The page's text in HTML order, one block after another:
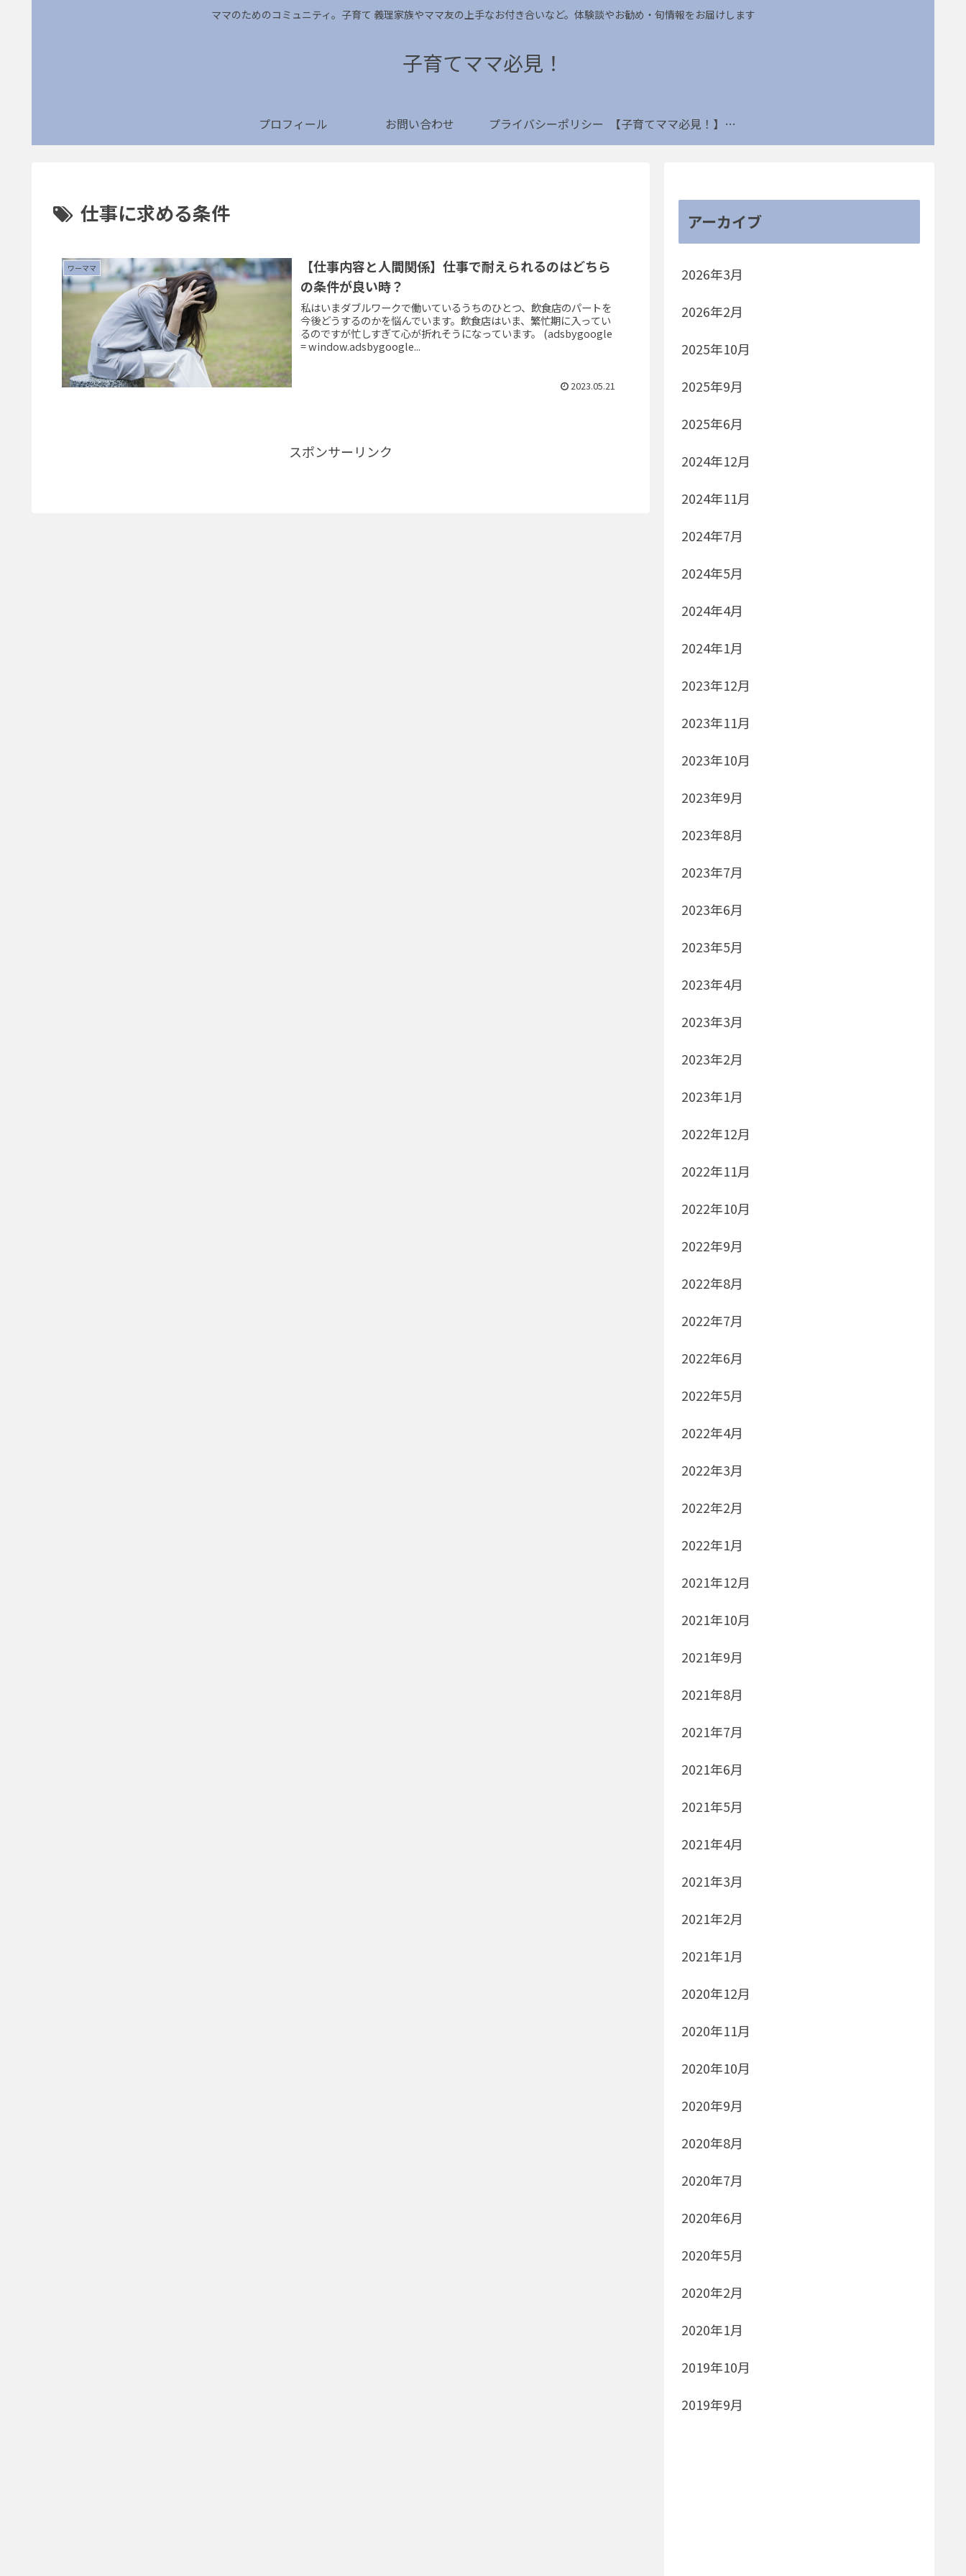
ママのためのコミュニティ。子育て 義理家族やママ友の上手なお付き合いなど。体験談やお勧め・旬情報をお届けします
子育てママ必見！
プロフィール お問い合わせ プライバシーポリシー 【子育てママ必見！】姑ネタ・節約・部活トラブルなどの連載一覧はこちら
仕事に求める条件
ワーママ
【仕事内容と人間関係】仕事で耐えられるのはどちら
の条件が良い時？
私はいまダブルワークで働いているうちのひとつ、飲食店のパートを
今後どうするのかを悩んでいます。飲食店はいま、繁忙期に入ってい
るのですが忙しすぎて心が折れそうになっています。 (adsbygoogle
= window.adsbygoogle...
2023.05.21
スポンサーリンク
アーカイブ
2026年3月
2026年2月
2025年10月
2025年9月
2025年6月
2024年12月
2024年11月
2024年7月
2024年5月
2024年4月
2024年1月
2023年12月
2023年11月
2023年10月
2023年9月
2023年8月
2023年7月
2023年6月
2023年5月
2023年4月
2023年3月
2023年2月
2023年1月
2022年12月
2022年11月
2022年10月
2022年9月
2022年8月
2022年7月
2022年6月
2022年5月
2022年4月
2022年3月
2022年2月
2022年1月
2021年12月
2021年10月
2021年9月
2021年8月
2021年7月
2021年6月
2021年5月
2021年4月
2021年3月
2021年2月
2021年1月
2020年12月
2020年11月
2020年10月
2020年9月
2020年8月
2020年7月
2020年6月
2020年5月
2020年2月
2020年1月
2019年10月
2019年9月